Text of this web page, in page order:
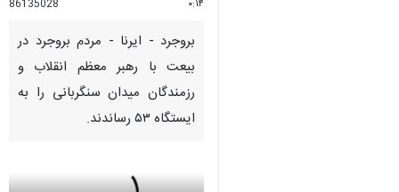
۰:۱۴
86135028
بروجرد - ایرنا - مردم بروجرد در
بیعت با رهبر معظم انقلاب و
رزمندگان میدان سنگربانی را به
ایستگاه ۵۳ رساندند.